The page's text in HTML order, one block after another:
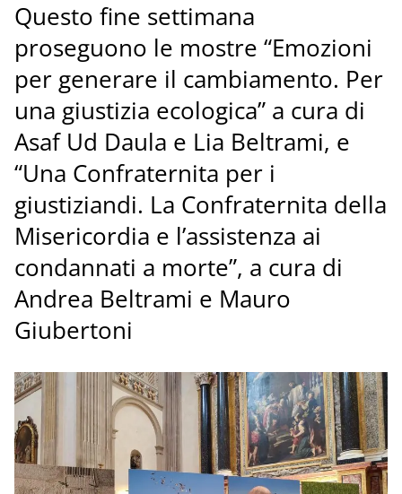
Questo fine settimana
proseguono le mostre “Emozioni
per generare il cambiamento. Per
una giustizia ecologica” a cura di
Asaf Ud Daula e Lia Beltrami, e
“Una Confraternita per i
giustiziandi. La Confraternita della
Misericordia e l’assistenza ai
condannati a morte”, a cura di
Andrea Beltrami e Mauro
Giubertoni